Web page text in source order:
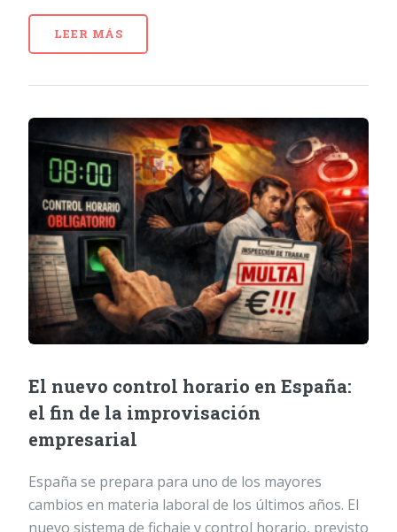
LEER MÁS
El nuevo control horario en España:
el fin de la improvisación
empresarial
España se prepara para uno de los mayores
cambios en materia laboral de los últimos años. El
nuevo sistema de fichaje y control horario, previsto